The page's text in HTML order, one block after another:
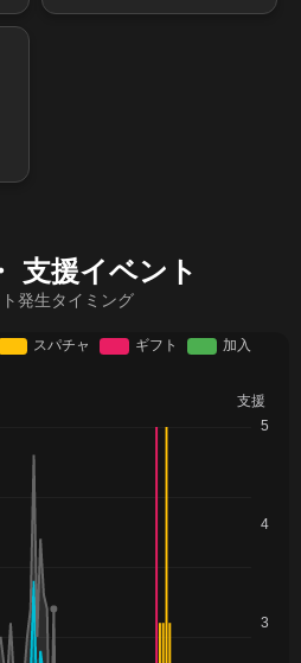
支援イベント
発生タイミング